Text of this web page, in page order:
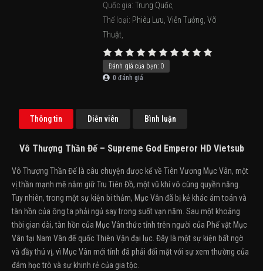
Quốc gia: Trung Quốc
Thể loại: Phiêu Lưu Viễn Tưởng Võ
Thuật
Đánh giá của bạn: 0
0 đánh giá
Thông tin Diễn viên Bình luận
Vô Thượng Thần Đế – Supreme God Emperor HD Vietsub
Vô Thượng Thần Đế là câu chuyện được kể về Tiên Vương Mục Vân, một
vị thần mạnh mẽ nắm giữ Tru Tiên Đồ, một vũ khí vô cùng quyền năng.
Tuy nhiên, trong một sự kiện bi thảm, Mục Vân đã bị kẻ khác ám toán và
tàn hồn của ông ta phải ngủ say trong suốt vạn năm. Sau một khoảng
thời gian dài, tàn hồn của Mục Vân thức tỉnh trên người của Phế vật Mục
Vân tại Nam Vân đế quốc Thiên Vận đại lục. Đây là một sự kiện bất ngờ
và đầy thú vị, vì Mục Vân mới tỉnh đã phải đối mặt với sự xem thường của
đám học trò và sự khinh rẻ của gia tộc.